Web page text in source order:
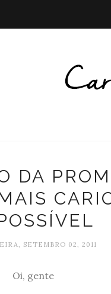
DA
SETEMBRO 02, 2011
Oi, gente